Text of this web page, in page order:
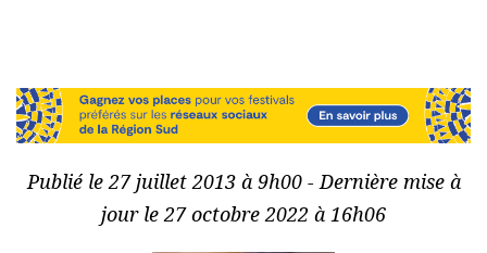
Publié le 27 juillet 2013 à 9h00 - Dernière mise à
jour le 27 octobre 2022 à 16h06